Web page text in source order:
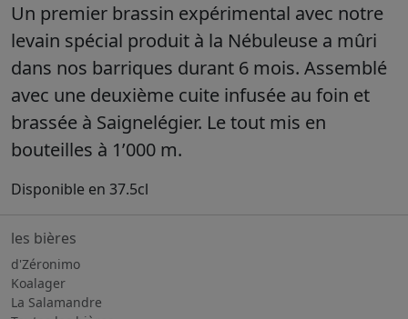
Un premier brassin expérimental avec notre
levain spécial produit à la Nébuleuse a mûri
dans nos barriques durant 6 mois. Assemblé
avec une deuxième cuite infusée au foin et
brassée à Saignelégier. Le tout mis en
bouteilles à 1’000 m.
Disponible en 37.5cl
les bières
d'Zéronimo
Koalager
La Salamandre